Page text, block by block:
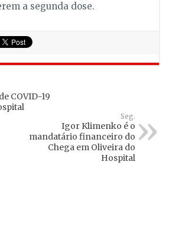
a segunda dose.
COVID-19
Seg.
Igor Klimenko é o
mandatário financeiro do
Chega em Oliveira do
Hospital